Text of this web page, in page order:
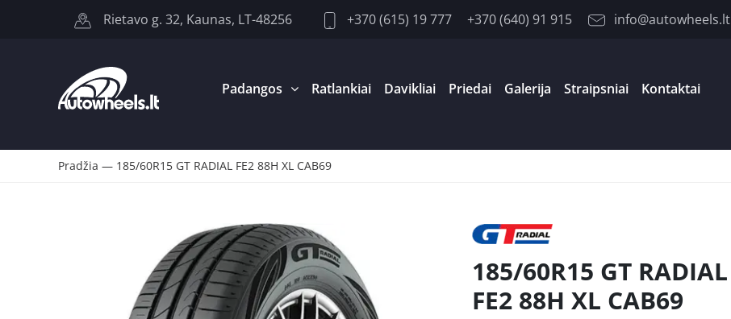
Rietavo g. 32, Kaunas, LT-48256 +370 (615) 19 777 +370 (640) 91 915 info@autowheels.lt
Padangos Ratlankiai Davikliai Priedai Galerija Straipsniai Kontaktai
Pradžia — 185/60R15 GT RADIAL FE2 88H XL CAB69
185/60R15 GT RADIAL
FE2 88H XL CAB69